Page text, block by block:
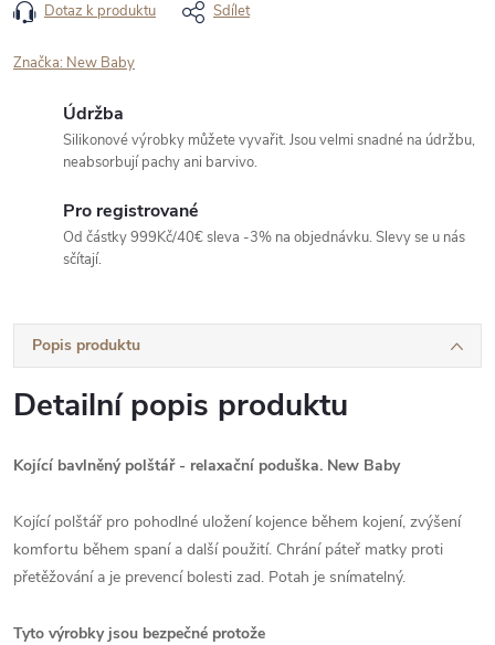
Dotaz k produktu Sdílet
Značka: New Baby
Údržba
Silikonové výrobky můžete vyvařit. Jsou velmi snadné na údržbu,
neabsorbují pachy ani barvivo.
Pro registrované
Od částky 999Kč/40€ sleva -3% na objednávku. Slevy se u nás
sčítají.
Popis produktu
Detailní popis produktu
Kojící bavlněný polštář - relaxační poduška. New Baby
Kojící polštář pro pohodlné uložení kojence během kojení, zvýšení
komfortu během spaní a další použití. Chrání páteř matky proti
přetěžování a je prevencí bolesti zad. Potah je snímatelný.
Tyto výrobky jsou bezpečné protože